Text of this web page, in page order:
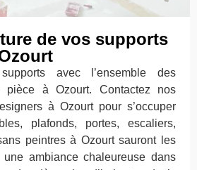
de vos supports
avec l’ensemble des
pièce à Ozourt. Contactez nos
à Ozourt pour s’occuper
plafonds, portes, escaliers,
peintres à Ozourt sauront les
ambiance chaleureuse dans